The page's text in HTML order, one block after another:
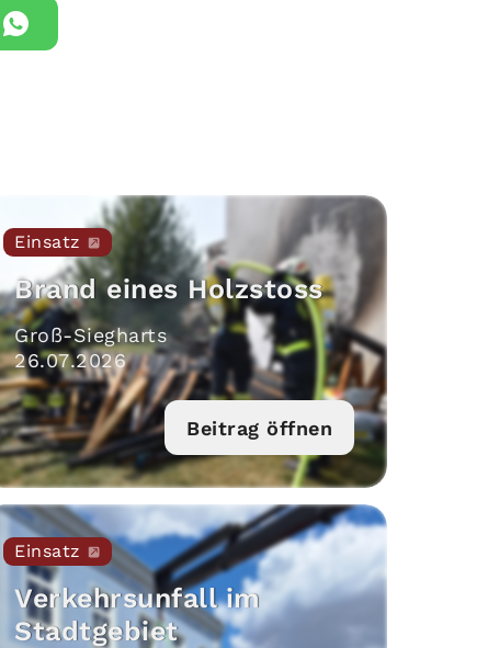
Einsatz
Brand eines Holzstoss
Groß-Siegharts
26.07.2026
Beitrag öffnen
Einsatz
Verkehrsunfall im
Stadtgebiet